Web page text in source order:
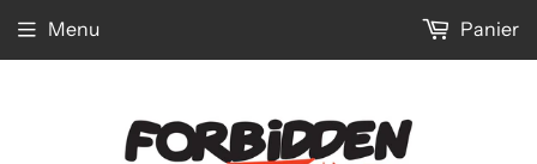
Menu Panier